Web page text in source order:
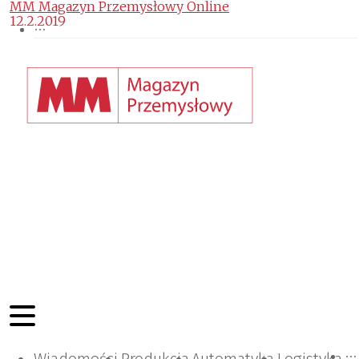
MM Magazyn Przemysłowy Online
12.2.2019